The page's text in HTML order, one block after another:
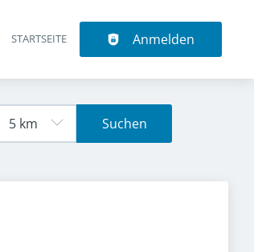
STARTSEITE Anmelden
Suchen